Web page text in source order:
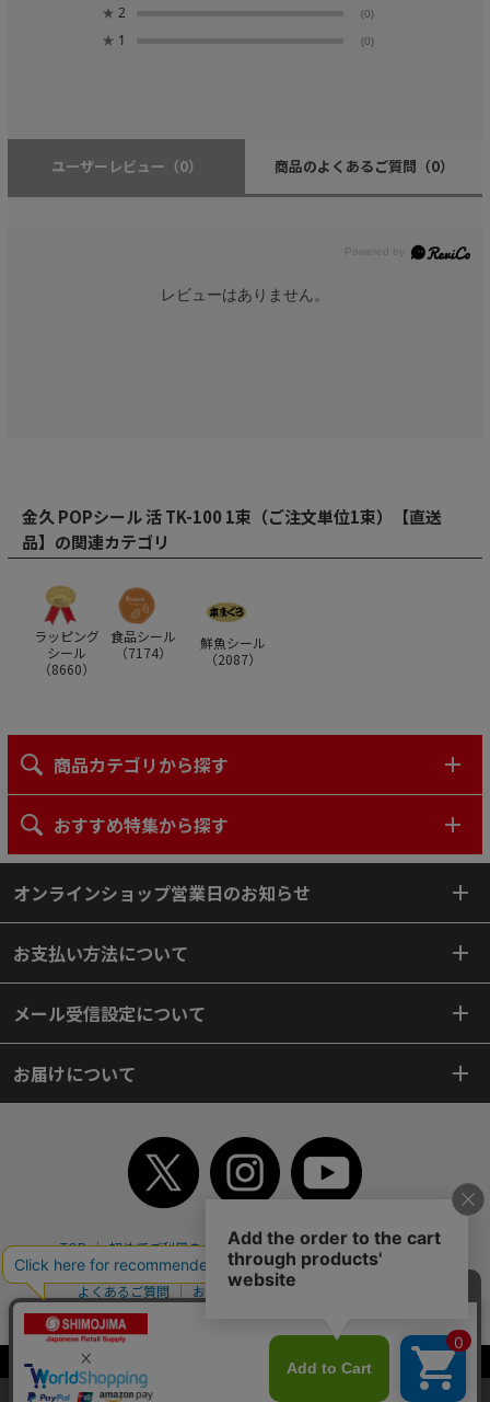
当サイトはクッキー（Cookie）を使用しています。Cookieの使用に同意いた
★ 2 (0)
★ 1 (0)
ユーザーレビュー （0） 商品のよくあるご質問 （0）
レビューはありません。
金久 POPシール 活 TK-100 1束（ご注文単位1束）【直送
品】の関連カテゴリ
ラッピング
シール
（8660）
食品シール
（7174）
鮮魚シール
（2087）
商品カテゴリから探す
おすすめ特集から探す
オンラインショップ営業日のお知らせ
お支払い方法について
メール受信設定について
お届けについて
TOP 初めてご利用のお客様へ ご利用案内
ご利用規約
個人情報保護方針
特定商取引法
会社案内
よくあるご質問
お問い合わせ
ピンポイントサーチ
サイトマップ
Copyright© 2018 SHIMOJIMA Co.,Ltd. All Rights Reserved.